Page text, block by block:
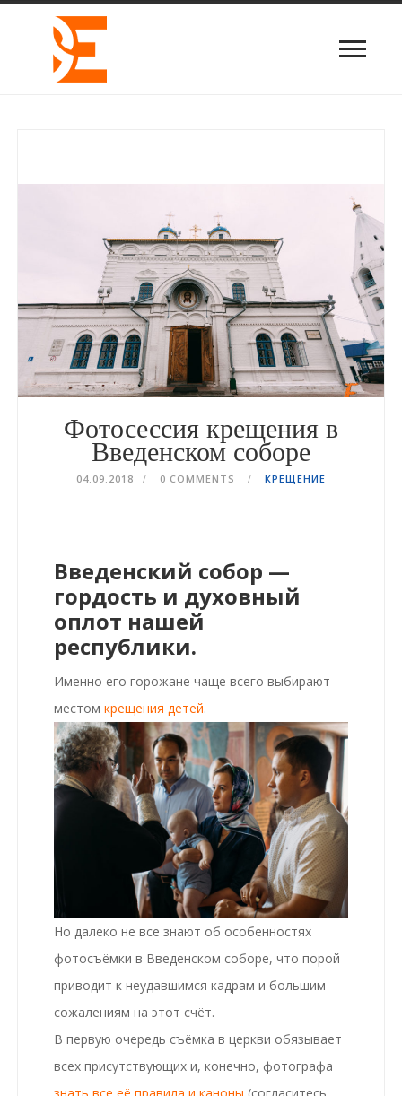
Фотосессия крещения в
Введенском соборе
04.09.2018 0 COMMENTS КРЕЩЕНИЕ
Введенский собор —
гордость и духовный
оплот нашей
республики.
Именно его горожане чаще всего выбирают
местом крещения детей.
Но далеко не все знают об особенностях
фотосъёмки в Введенском соборе, что порой
приводит к неудавшимся кадрам и большим
сожалениям на этот счёт.
В первую очередь съёмка в церкви обязывает
всех присутствующих и, конечно, фотографа